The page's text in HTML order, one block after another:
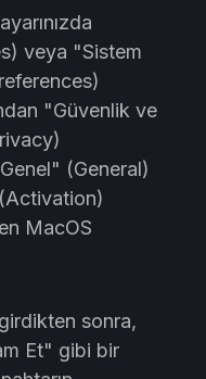
veya "Sistem
"Güvenlik ve
(General)
MacOS
sonra,
Et" gibi bir